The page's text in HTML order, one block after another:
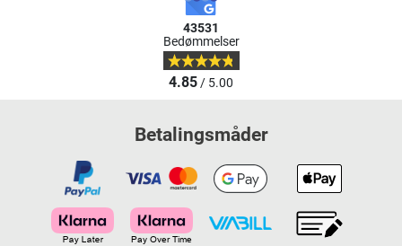
43531
Bedømmelser
4.85/ 5.00
Betalingsmåder